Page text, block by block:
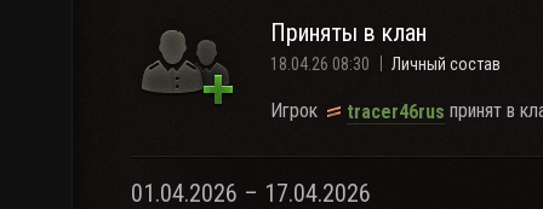
Приняты в клан
18.04.26 08:30 Личный состав
Игрок tracer46rus принят в
01.04.2026 – 17.04.2026